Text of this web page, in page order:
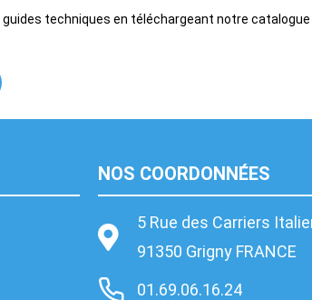
techniques en téléchargeant notre catalogue
NOS COORDONNÉES
5 Rue des Carriers
91350 Grigny FRANCE
01.69.06.16.24